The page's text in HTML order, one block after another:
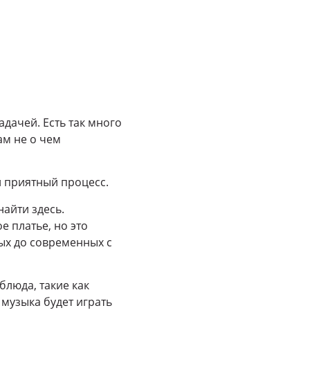
Есть так много
не о чем
приятный процесс.
здесь.
платье, но это
до современных с
такие как
будет играть